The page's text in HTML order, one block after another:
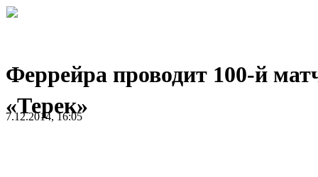
Феррейра проводит 100-й
«Терек»
7.12.2014, 16:05